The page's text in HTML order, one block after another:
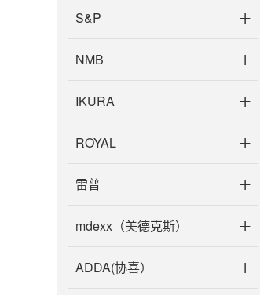
S&P
NMB
IKURA
ROYAL
雷普
mdexx（美德克斯）
ADDA(协喜）